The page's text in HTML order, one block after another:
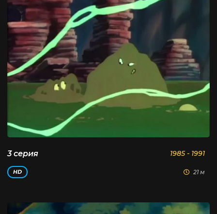
3 серия 1985 - 1991
HD 21 м